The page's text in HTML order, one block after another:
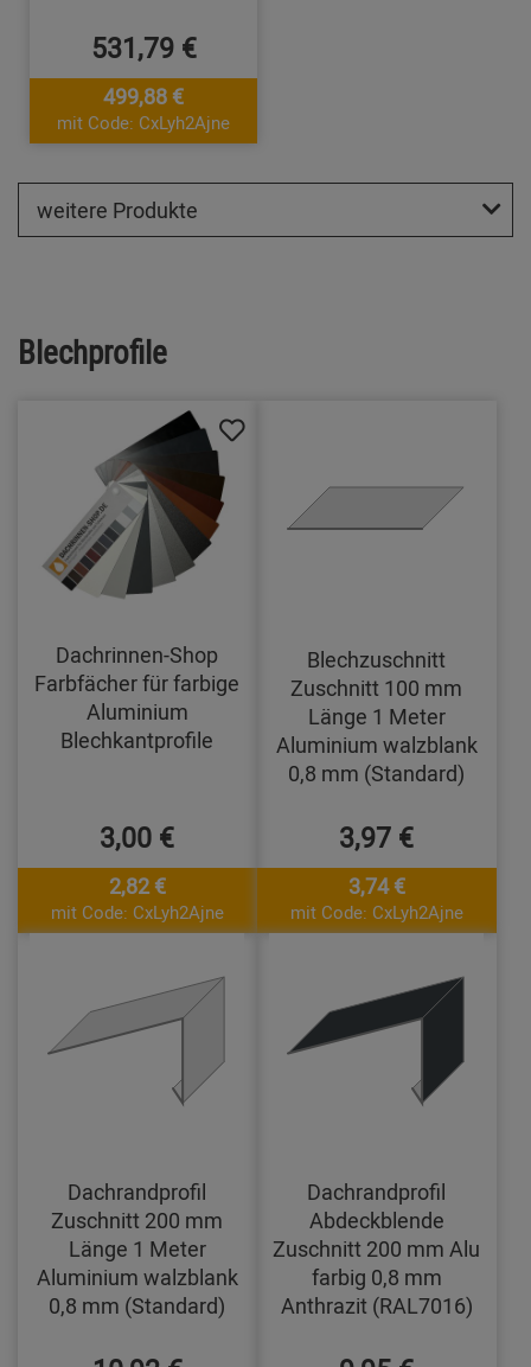
531,79 €
499,88 €
mit Code: CxLyh2Ajne
weitere Produkte
Blechprofile
Dachrinnen-Shop
Farbfächer für farbige
Aluminium
Blechkantprofile
3,00 €
2,82 €
mit Code: CxLyh2Ajne
Blechzuschnitt
Zuschnitt 100 mm
Länge 1 Meter
Aluminium walzblank
0,8 mm (Standard)
3,97 €
3,74 €
mit Code: CxLyh2Ajne
Dachrandprofil
Zuschnitt 200 mm
Länge 1 Meter
Aluminium walzblank
0,8 mm (Standard)
Dachrandprofil
Abdeckblende
Zuschnitt 200 mm Alu
farbig 0,8 mm
Anthrazit (RAL7016)